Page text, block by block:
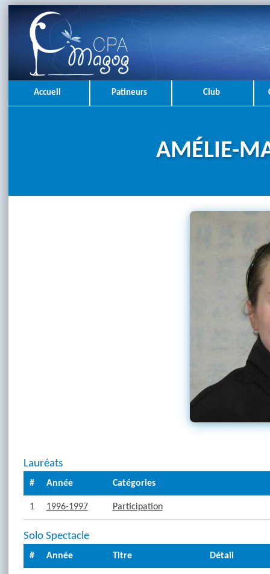
Accueil Patineurs Club
AMÉLIE-
Lauréats
# Année Catégories
1 1996-1997 Participation
Solo Spectacle
# Année Titre Détail